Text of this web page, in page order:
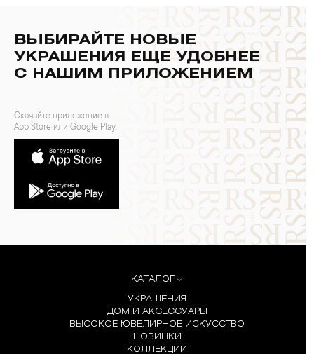
ВЫБИРАЙТЕ НОВЫЕ
УКРАШЕНИЯ ЕЩЕ УДОБНЕЕ
С НАШИМ ПРИЛОЖЕНИЕМ
Скачайте приложение в
App Store или Google Play:
КАТАЛОГ
УКРАШЕНИЯ
ДОМ И АКСЕССУАРЫ
ВЫСОКОЕ ЮВЕЛИРНОЕ ИСКУССТВО
НОВИНКИ
КОЛЛЕКЦИИ